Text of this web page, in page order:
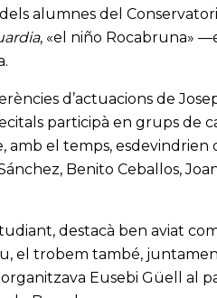
alumnes del
, «el niño Rocabruna»
d’actuacions de
participà en grups de
amb el temps, esdevindrien
Benito Ceballos,
destacà ben aviat
el trobem també,
Eusebi Güell al